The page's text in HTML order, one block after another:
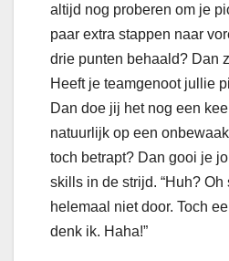
altijd nog proberen om je
paar extra stappen naar
drie punten behaald? Dan
Heeft je teamgenoot jullie
Dan doe jij het nog een
natuurlijk op een
toch betrapt? Dan gooi je
skills in de strijd. “Huh? Oh
helemaal niet door. Toch
denk ik. Haha!”